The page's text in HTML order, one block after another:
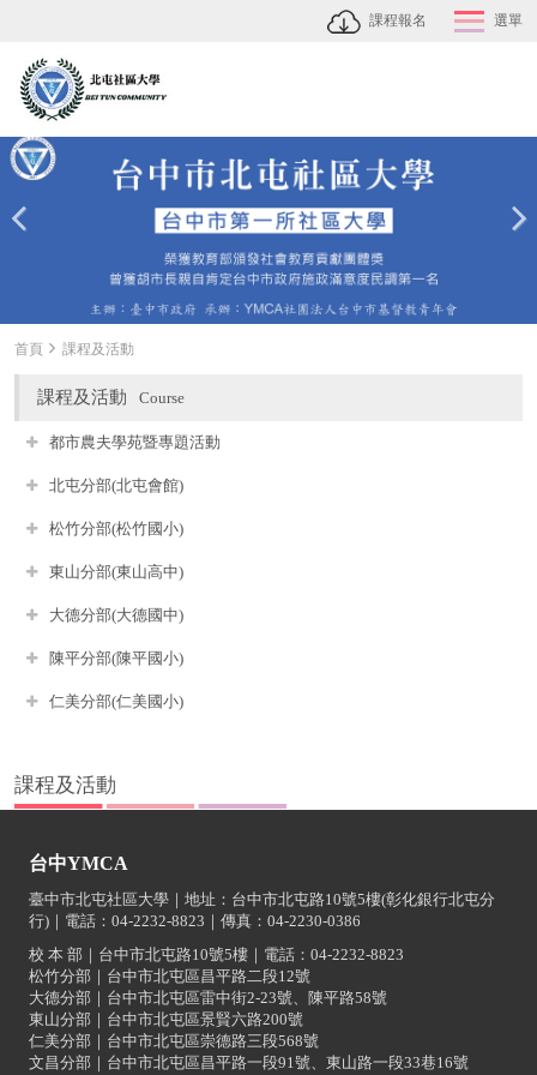
課程報名 選單
首頁 課程及活動
課程及活動 Course
都市農夫學苑暨專題活動
北屯分部(北屯會館)
松竹分部(松竹國小)
東山分部(東山高中)
大德分部(大德國中)
陳平分部(陳平國小)
仁美分部(仁美國小)
課程及活動
台中YMCA
臺中市北屯社區大學｜地址：台中市北屯路10號5樓(彰化銀行北屯分
行)｜電話：04-2232-8823｜傳真：04-2230-0386
校 本 部｜台中市北屯路10號5樓｜電話：04-2232-8823
松竹分部｜台中市北屯區昌平路二段12號
大德分部｜台中市北屯區雷中街2-23號、陳平路58號
東山分部｜台中市北屯區景賢六路200號
仁美分部｜台中市北屯區崇德路三段568號
文昌分部｜台中市北屯區昌平路一段91號、東山路一段33巷16號